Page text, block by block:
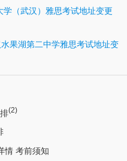
（武汉）雅思考试地址变更
果湖第二中学雅思考试地址变
(2)
情 考前须知